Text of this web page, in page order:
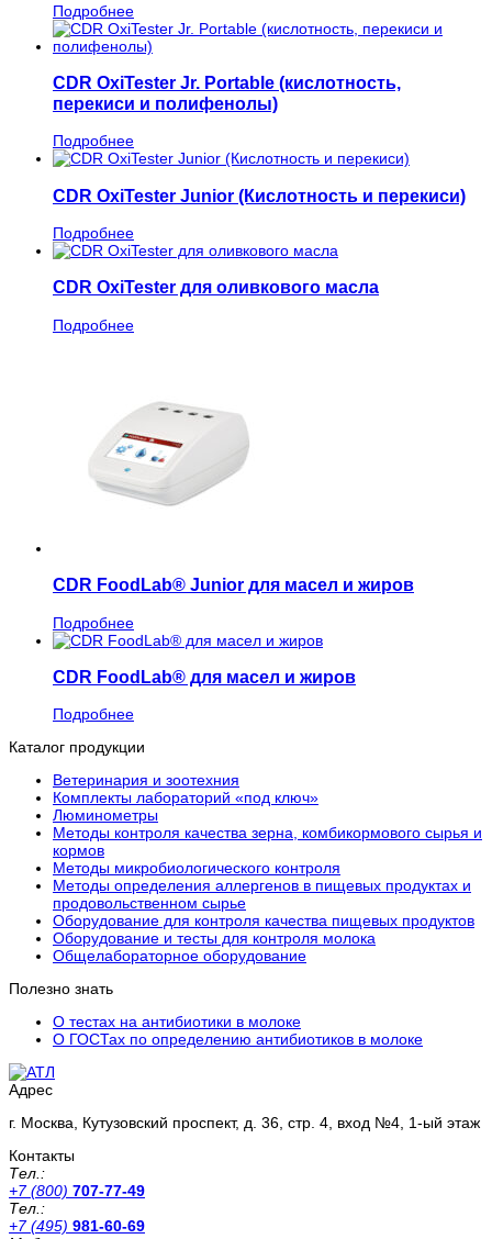
Подробнее
CDR OxiTester Jr. Portable (кислотность,
перекиси и полифенолы)
Подробнее
CDR OxiTester Junior (Кислотность и перекиси)
Подробнее
CDR OxiTester для оливкового масла
Подробнее
CDR FoodLab® Junior для масел и жиров
Подробнее
CDR FoodLab® для масел и жиров
Подробнее
Каталог продукции
Ветеринария и зоотехния
Комплекты лабораторий «под ключ»
Люминометры
Методы контроля качества зерна, комбикормового сырья и
кормов
Методы микробиологического контроля
Методы определения аллергенов в пищевых продуктах и
продовольственном сырье
Оборудование для контроля качества пищевых продуктов
Оборудование и тесты для контроля молока
Общелабораторное оборудование
Полезно знать
О тестах на антибиотики в молоке
О ГОСТах по определению антибиотиков в молоке
Адрес
г. Москва, Кутузовский проспект, д. 36, стр. 4, вход №4, 1-ый этаж
Контакты
Тел.:
+7 (800) 707-77-49
Тел.:
+7 (495) 981-60-69